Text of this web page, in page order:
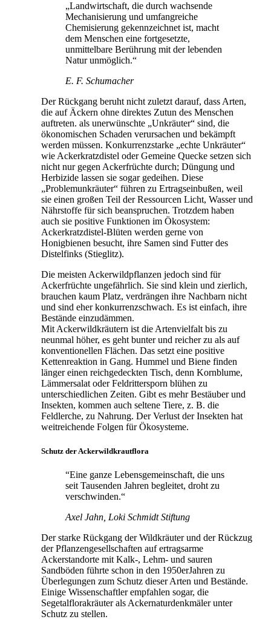
„Landwirtschaft, die durch wachsende
Mechanisierung und umfangreiche
Chemisierung gekennzeichnet ist, macht
dem Menschen eine fortgesetzte,
unmittelbare Berührung mit der lebenden
Natur unmöglich.“
E. F. Schumacher
Der Rückgang beruht nicht zuletzt darauf, dass Arten,
die auf Äckern ohne direktes Zutun des Menschen
auftreten. als unerwünschte „Unkräuter“ sind, die
ökonomischen Schaden verursachen und bekämpft
werden müssen. Konkurrenzstarke „echte Unkräuter“
wie Ackerkratzdistel oder Gemeine Quecke setzen sich
nicht nur gegen Ackerfrüchte durch; Düngung und
Herbizide lassen sie sogar gedeihen. Diese
„Problemunkräuter“ führen zu Ertragseinbußen, weil
sie einen großen Teil der Ressourcen Licht, Wasser und
Nährstoffe für sich beanspruchen. Trotzdem haben
auch sie positive Funktionen im Ökosystem:
Ackerkratzdistel-Blüten werden gerne von
Honigbienen besucht, ihre Samen sind Futter des
Distelfinks (Stieglitz).
Die meisten Ackerwildpflanzen jedoch sind für
Ackerfrüchte ungefährlich. Sie sind klein und zierlich,
brauchen kaum Platz, verdrängen ihre Nachbarn nicht
und sind eher konkurrenzschwach. Es ist einfach, ihre
Bestände einzudämmen.
Mit Ackerwildkräutern ist die Artenvielfalt bis zu
neunmal höher, es geht bunter und reicher zu als auf
konventionellen Flächen. Das setzt eine positive
Kettenreaktion in Gang. Hummel und Biene finden
länger einen reichgedeckten Tisch, denn Kornblume,
Lämmersalat oder Feldrittersporn blühen zu
unterschiedlichen Zeiten. Gibt es mehr Bestäuber und
Insekten, kommen auch seltene Tiere, z. B. die
Feldlerche, zu Nahrung. Der Verlust der Insekten hat
weitreichende Folgen für Ökosysteme.
Schutz der Ackerwildkrautflora
“Eine ganze Lebensgemeinschaft, die uns
seit Tausenden Jahren begleitet, droht zu
verschwinden.“
Axel Jahn, Loki Schmidt Stiftung
Der starke Rückgang der Wildkräuter und der Rückzug
der Pflanzengesellschaften auf ertragsarme
Ackerstandorte mit Kalk-, Lehm- und sauren
Sandböden führte schon in den 1950erJahren zu
Überlegungen zum Schutz dieser Arten und Bestände.
Einige Wissenschaftler empfahlen sogar, die
Segetalflorakräuter als Ackernaturdenkmäler unter
Schutz zu stellen.